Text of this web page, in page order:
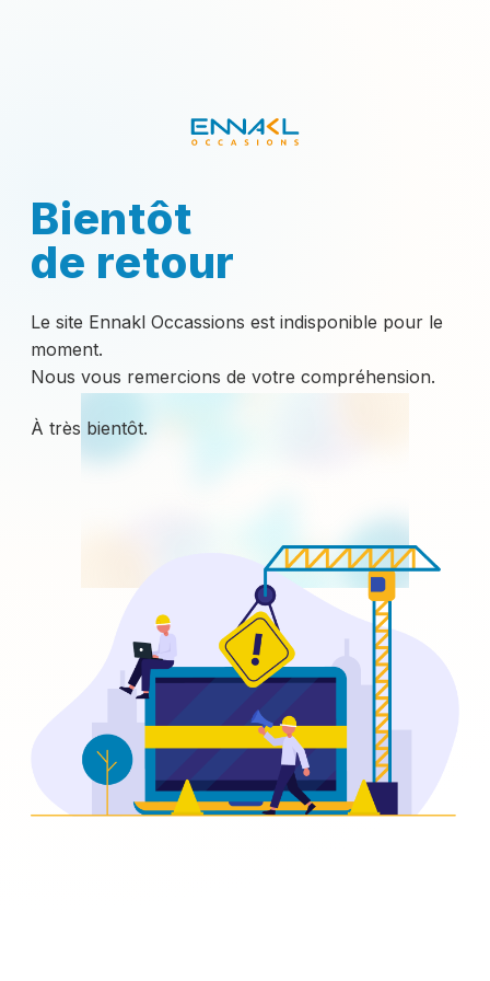
Bientôt
de retour
Le site Ennakl Occassions est indisponible pour le
moment.
Nous vous remercions de votre compréhension.
À très bientôt.